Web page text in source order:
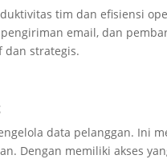
tim dan efisiensi
email, dan
dan strategis.
data pelanggan. Ini
Dengan memiliki akses